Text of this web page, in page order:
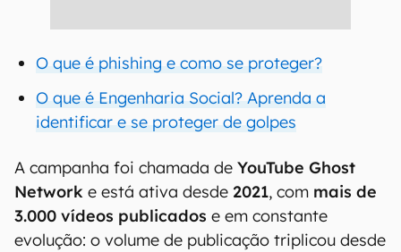
O que é phishing e como se proteger?
O que é Engenharia Social? Aprenda a
identificar e se proteger de golpes
A campanha foi chamada de YouTube Ghost
Network e está ativa desde 2021, com mais de
3.000 vídeos publicados e em constante
evolução: o volume de publicação triplicou desde